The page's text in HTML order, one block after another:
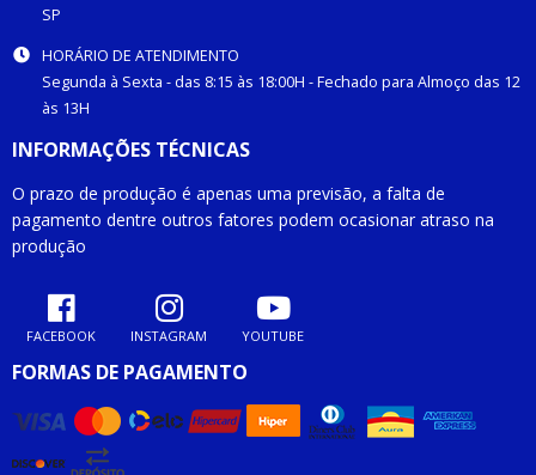
SP
HORÁRIO DE ATENDIMENTO
Segunda à Sexta - das 8:15 às 18:00H - Fechado para Almoço das 12
às 13H
INFORMAÇÕES TÉCNICAS
O prazo de produção é apenas uma previsão, a falta de
pagamento dentre outros fatores podem ocasionar atraso na
produção
FACEBOOK INSTAGRAM YOUTUBE
FORMAS DE PAGAMENTO